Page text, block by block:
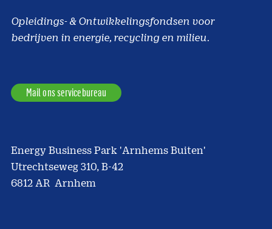
Opleidings- & Ontwikkelingsfondsen voor
bedrijven in energie, recycling en milieu.
Mail ons servicebureau
Energy Business Park 'Arnhems Buiten'
Utrechtseweg 310, B-42
6812 AR Arnhem